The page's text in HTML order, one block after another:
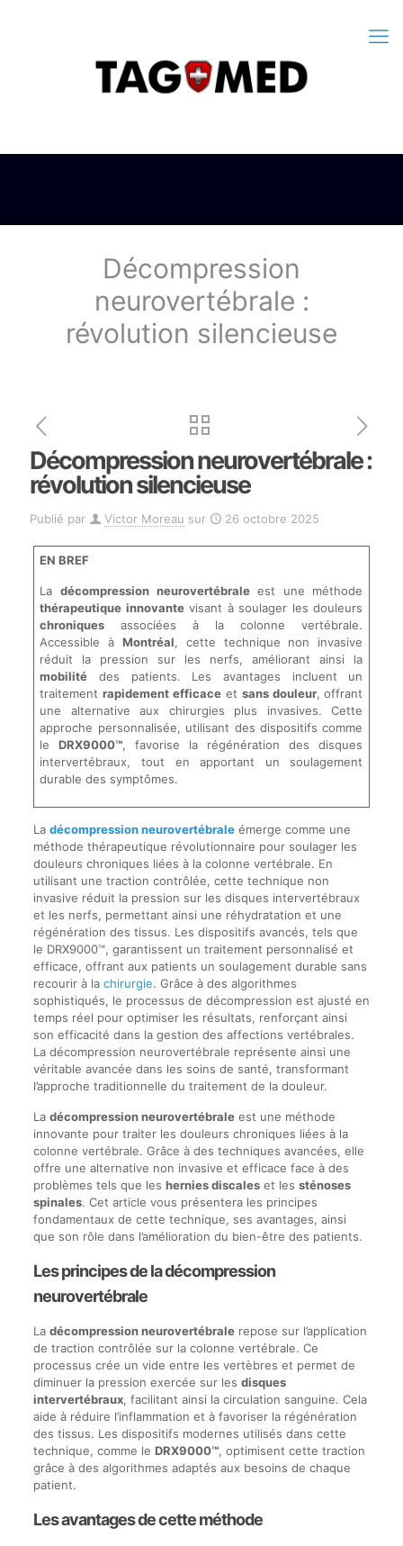
Décompression
neurovertébrale :
révolution silencieuse
Décompression neurovertébrale :
révolution silencieuse
Publié par Victor Moreau sur 26 octobre 2025
EN BREF
La décompression neurovertébraleest une méthode
thérapeutique innovantevisant à soulager les douleurs
chroniques associées à la colonne vertébrale.
Accessible à Montréal, cette technique non invasive
réduit la pression sur les nerfs, améliorant ainsi la
mobilité des patients. Les avantages incluent un
traitementrapidement efficace et sans douleur, offrant
une alternative aux chirurgies plus invasives. Cette
approche personnalisée, utilisant des dispositifs comme
leDRX9000™, favorise la régénération des disques
intervertébraux, tout en apportant un soulagement
durable des symptômes.
La décompression neurovertébraleémerge comme une
méthode thérapeutique révolutionnaire pour soulager les
douleurs chroniques liées à la colonne vertébrale. En
utilisant une traction contrôlée, cette technique non
invasive réduit la pression sur les disques intervertébraux
et les nerfs, permettant ainsi une réhydratation et une
régénération des tissus. Les dispositifs avancés, tels que
le DRX9000™, garantissent un traitement personnalisé et
efficace, offrant aux patients un soulagement durable sans
recourir à la chirurgie. Grâce à des algorithmes
sophistiqués, le processus de décompression est ajusté en
temps réel pour optimiser les résultats, renforçant ainsi
son efficacité dans la gestion des affections vertébrales.
La décompression neurovertébrale représente ainsi une
véritable avancée dans les soins de santé, transformant
l’approche traditionnelle du traitement de la douleur.
La décompression neurovertébraleest une méthode
innovante pour traiter les douleurs chroniques liées à la
colonne vertébrale. Grâce à des techniques avancées, elle
offre une alternative non invasive et efficace face à des
problèmes tels que les hernies discaleset les sténoses
spinales. Cet article vous présentera les principes
fondamentaux de cette technique, ses avantages, ainsi
que son rôle dans l’amélioration du bien-être des patients.
Les principes de la décompression
neurovertébrale
La décompression neurovertébralerepose sur l’application
de traction contrôlée sur la colonne vertébrale. Ce
processus crée un vide entre les vertèbres et permet de
diminuer la pression exercée sur les disques
intervertébraux, facilitant ainsi la circulation sanguine. Cela
aide à réduire l’inflammation et à favoriser la régénération
des tissus. Les dispositifs modernes utilisés dans cette
technique, comme le DRX9000™, optimisent cette traction
grâce à des algorithmes adaptés aux besoins de chaque
patient.
Les avantages de cette méthode